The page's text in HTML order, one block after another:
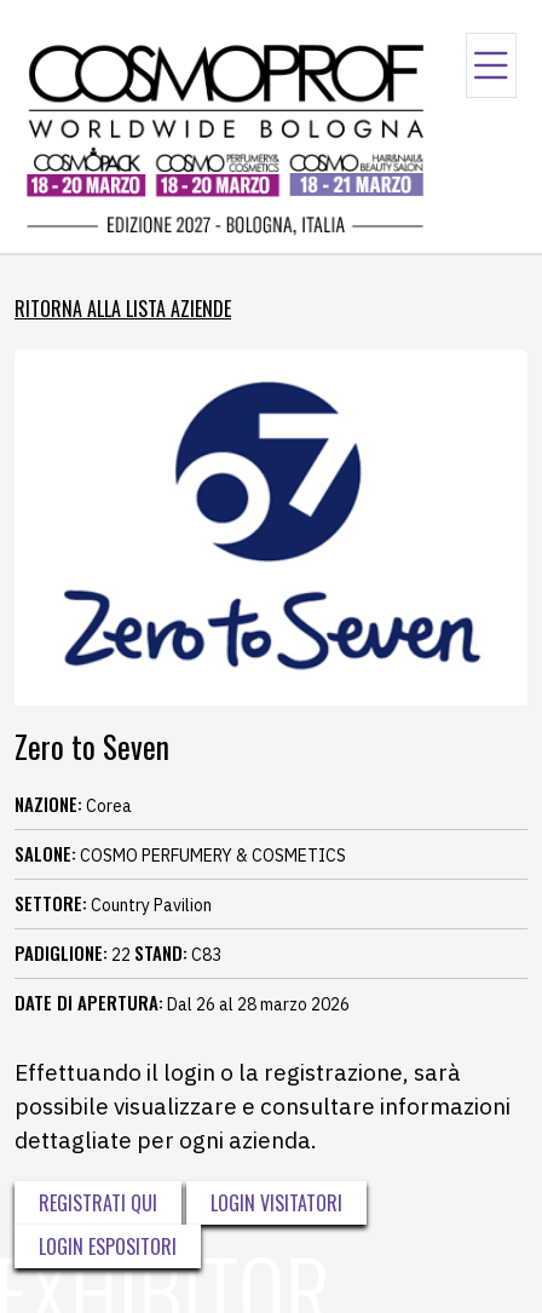
RITORNA ALLA LISTA AZIENDE
Zero to Seven
NAZIONE: Corea
SALONE: COSMO PERFUMERY & COSMETICS
SETTORE: Country Pavilion
PADIGLIONE: 22 STAND: C83
DATE DI APERTURA: Dal 26 al 28 marzo 2026
Effettuando il login o la registrazione, sarà
possibile visualizzare e consultare informazioni
dettagliate per ogni azienda.
REGISTRATI QUI
LOGIN VISITATORI
LOGIN ESPOSITORI